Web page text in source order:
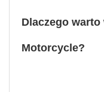
Dlaczego warto
Motorcycle?